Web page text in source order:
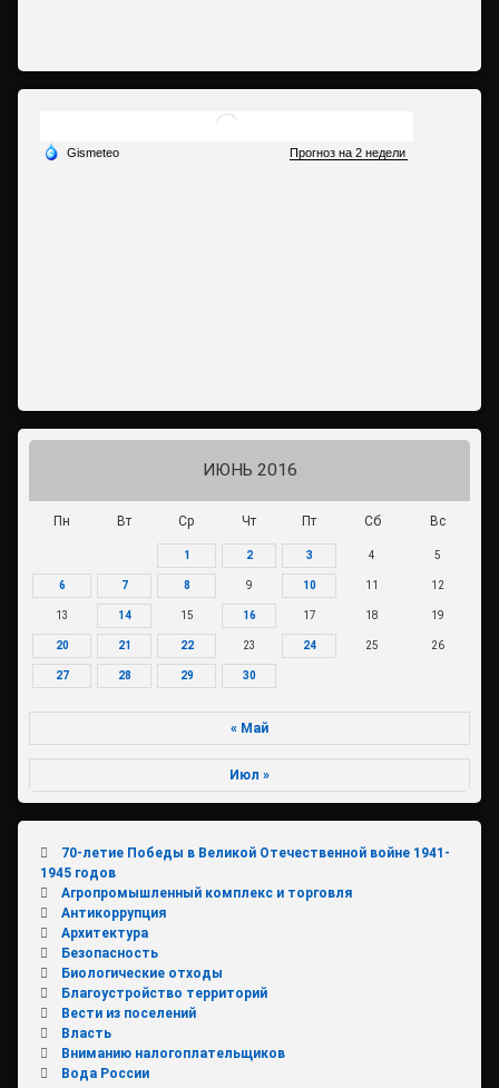
ИЮНЬ 2016
Пн Вт Ср Чт Пт Сб Вс
1 2 3 4 5
6 7 8 9 10 11 12
13 14 15 16 17 18 19
20 21 22 23 24 25 26
27 28 29 30
« Май
Июл »
70-летие Победы в Великой Отечественной войне 1941-
1945 годов
Агропромышленный комплекс и торговля
Антикоррупция
Архитектура
Безопасность
Биологические отходы
Благоустройство территорий
Вести из поселений
Власть
Вниманию налогоплательщиков
Вода России